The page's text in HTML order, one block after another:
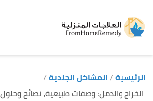
الرئيسية المشاكل الجلدية
الخراج والدمل: وصفات طبيعية، نصائح وحلول